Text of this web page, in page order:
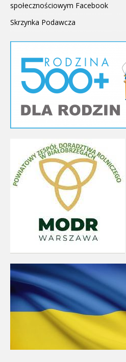
społecznościowym Facebook
Skrzynka Podawcza